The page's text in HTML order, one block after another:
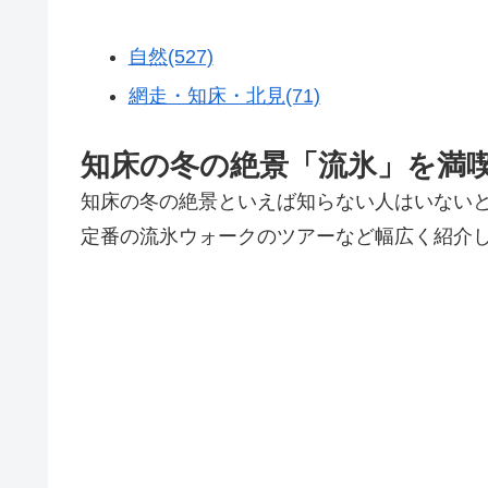
自然(527)
網走・知床・北見(71)
知床の冬の絶景「流氷」を満
知床の冬の絶景といえば知らない人はいない
定番の流氷ウォークのツアーなど幅広く紹介